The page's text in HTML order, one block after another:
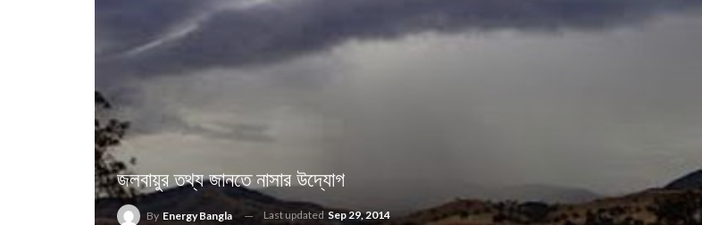
জলবায়ুর তথ্য জানতে নাসার উদ্যোগ
By Energy Bangla Last updated Sep 29, 2014